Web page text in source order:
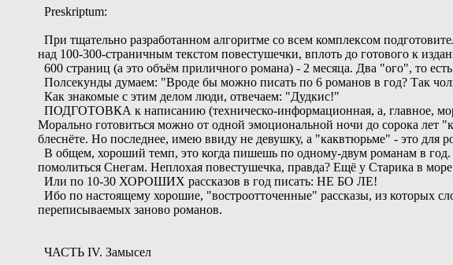
Preskriptum:
При тщательно разработанном алгоритме со всем комплексом
над 100-300-страничным текстом повестушечки, вплоть до готового к
600 страниц (а это объём приличного романа) - 2 месяца. Два "ого", то
Полсекунды думаем: "Вроде бы можно писать по 6 романов в год? Так
Как знакомые с этим делом люди, отвечаем: "Дудкис!"
ПОДГОТОВКА к написанию (техническо-информационная, а, главное,
Морально готовиться можно от одной эмоциональной ночи до сорока лет
блеснёте. Но последнее, имею ввиду не девушку, а "каквтюрьме" - это для
В общем, хороший темп, это когда пишешь по одному-двум романам в
помолиться Снегам. Неплохая повестушечка, правда? Ещё у Старика в
Или по 10-30 ХОРОШИХ рассказов в год писать: НЕ БО ЛЕ!
Ибо по настоящему хорошие, "востроотточенные" рассказы, из
переписываемых заново романов.
ЧАСТЬ IV. Замысел